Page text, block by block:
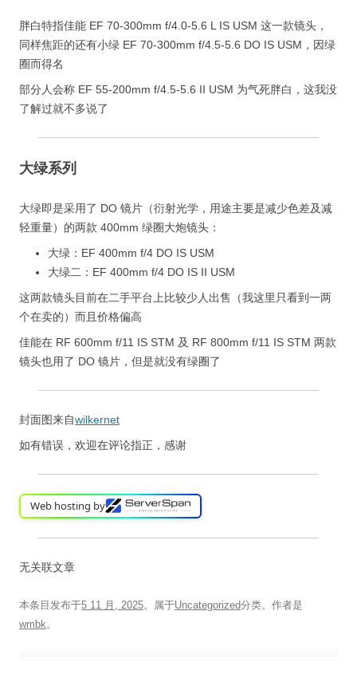
胖白特指佳能 EF 70-300mm f/4.0-5.6 L IS USM 这一款镜头，
同样焦距的还有小绿 EF 70-300mm f/4.5-5.6 DO IS USM，因绿
圈而得名
部分人会称 EF 55-200mm f/4.5-5.6 II USM 为气死胖白，这我没
了解过就不多说了
大绿系列
大绿即是采用了 DO 镜片（衍射光学，用途主要是减少色差及减
轻重量）的两款 400mm 绿圈大炮镜头：
大绿：EF 400mm f/4 DO IS USM
大绿二：EF 400mm f/4 DO IS II USM
这两款镜头目前在二手平台上比较少人出售（我这里只看到一两
个在卖的）而且价格偏高
佳能在 RF 600mm f/11 IS STM 及 RF 800mm f/11 IS STM 两款
镜头也用了 DO 镜片，但是就没有绿圈了
封面图来自wilkernet
如有错误，欢迎在评论指正，感谢
Web hosting by
无关联文章
本条目发布于5 11 月, 2025。属于Uncategorized分类。 作者是
wmbk 。